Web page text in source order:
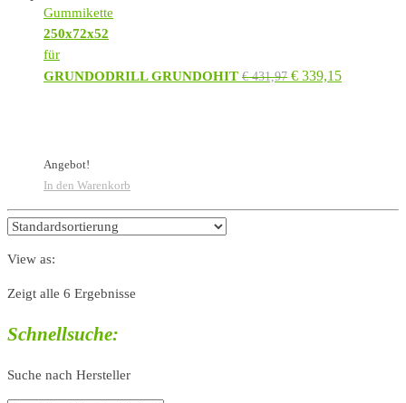
Gummikette
250x72x52
für
GRUNDODRILL GRUNDOHIT €431,97 € 339,15
Angebot!
In den Warenkorb
View as:
Zeigt alle 6 Ergebnisse
Schnellsuche:
Suche nach Hersteller